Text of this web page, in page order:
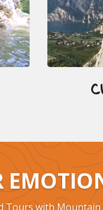
Tours with